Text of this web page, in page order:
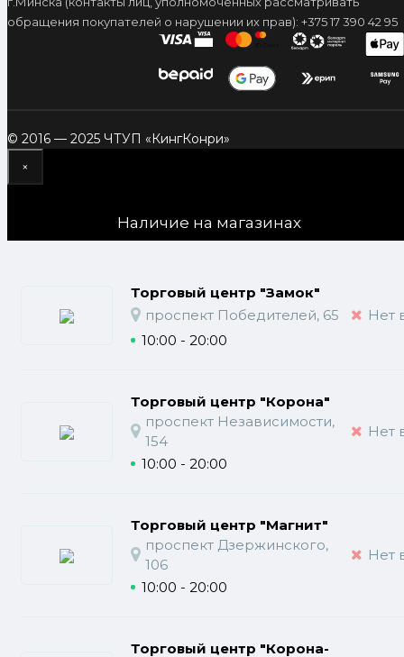
обращения покупателей о нарушении их прав): +375 17 390 42 95
© 2016 — 2025 ЧТУП «КингКонри»
×
Наличие на магазинах
Торговый центр "Замок"
проспект Победителей, 65
10:00 - 20:00
Нет
Торговый центр "Корона"
проспект Независимости,
154
10:00 - 20:00
Нет
Торговый центр "Магнит"
проспект Дзержинского,
106
10:00 - 20:00
Нет
Торговый центр "Корона-